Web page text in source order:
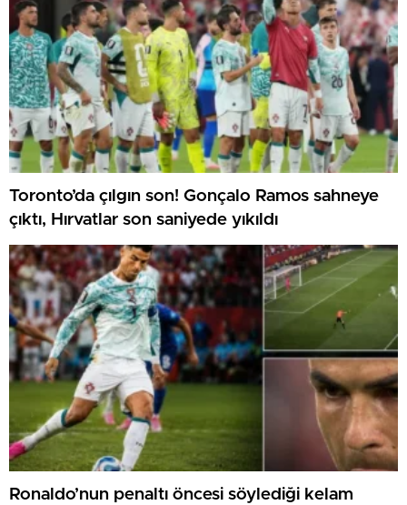
Toronto’da çılgın son! Gonçalo Ramos sahneye
çıktı, Hırvatlar son saniyede yıkıldı
Ronaldo’nun penaltı öncesi söylediği kelam